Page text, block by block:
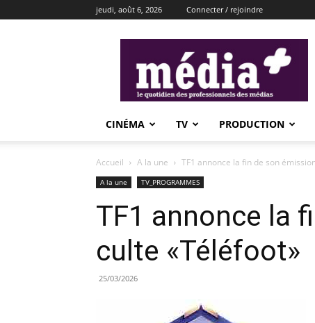
jeudi, août 6, 2026 Connecter / rejoindre
CINÉMA TV PRODUCTION
Accueil A la une TF1 annonce la fin de son
A la une TV_PROGRAMMES
TF1 annonce la
culte «Téléfoot»
25/03/2026